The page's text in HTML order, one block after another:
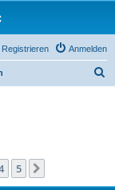
Anmelden
Registrieren
5